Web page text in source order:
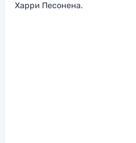
Харри Песонена.